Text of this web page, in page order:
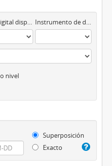
Objeto digital disponibles Instrumento de descripción
nivel
Superposición
Exacto